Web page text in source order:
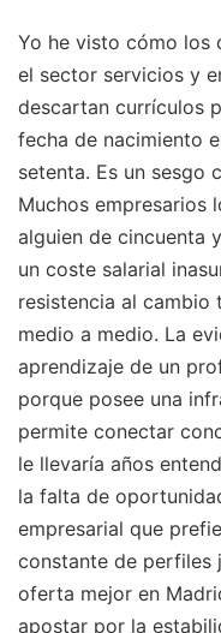
Yo he visto cómo los
el sector servicios y
descartan currículos
fecha de nacimiento
setenta. Es un sesgo
Muchos empresarios
alguien de cincuenta
un coste salarial
resistencia al cambio
medio a medio. La
aprendizaje de un
porque posee una
permite conectar
le llevaría años
la falta de
empresarial que
constante de perfiles
oferta mejor en
apostar por la